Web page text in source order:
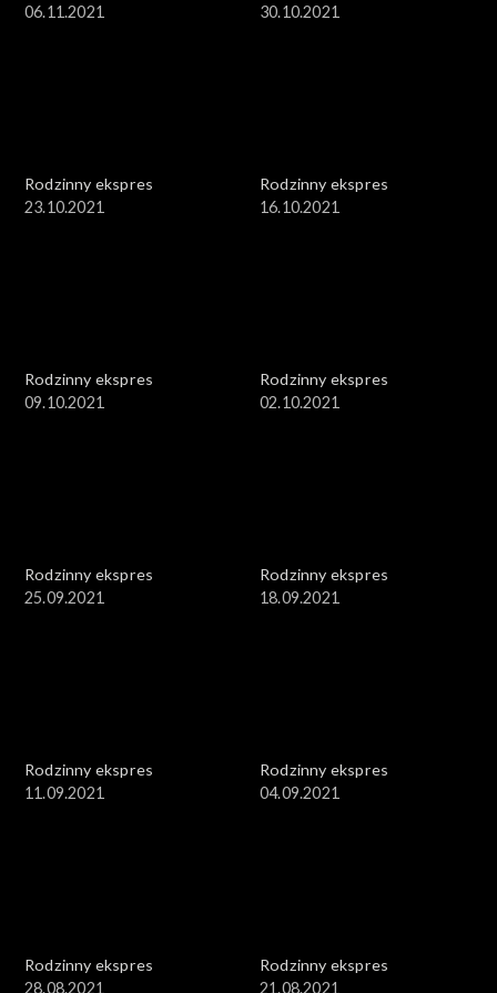
06.11.2021
30.10.2021
Rodzinny ekspres
23.10.2021
Rodzinny ekspres
16.10.2021
Rodzinny ekspres
09.10.2021
Rodzinny ekspres
02.10.2021
Rodzinny ekspres
25.09.2021
Rodzinny ekspres
18.09.2021
Rodzinny ekspres
11.09.2021
Rodzinny ekspres
04.09.2021
Rodzinny ekspres
28.08.2021
Rodzinny ekspres
21.08.2021